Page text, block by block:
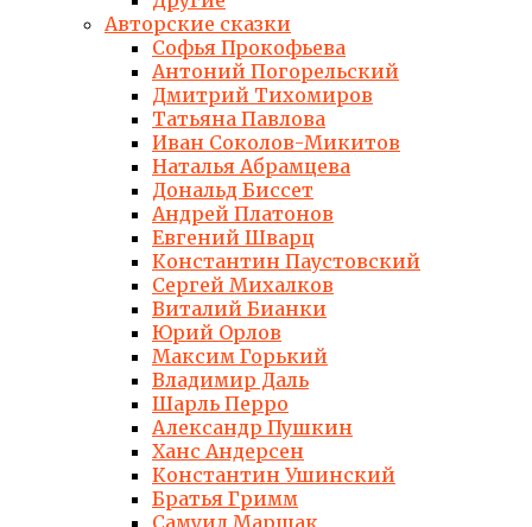
Авторские сказки
Софья Прокофьева
Антоний Погорельский
Дмитрий Тихомиров
Татьяна Павлова
Иван Соколов-Микитов
Наталья Абрамцева
Дональд Биссет
Андрей Платонов
Евгений Шварц
Константин Паустовский
Сергей Михалков
Виталий Бианки
Юрий Орлов
Максим Горький
Владимир Даль
Шарль Перро
Александр Пушкин
Ханс Андерсен
Константин Ушинский
Братья Гримм
Самуил Маршак